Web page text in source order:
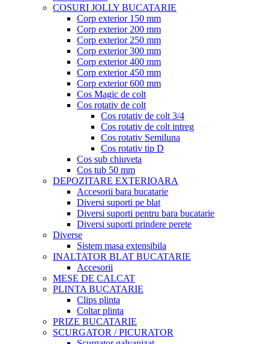
COSURI JOLLY BUCATARIE
Corp exterior 150 mm
Corp exterior 200 mm
Corp exterior 250 mm
Corp exterior 300 mm
Corp exterior 400 mm
Corp exterior 450 mm
Corp exterior 600 mm
Cos Magic de colt
Cos rotativ de colt
Cos rotativ de colt 3/4
Cos rotativ de colt intreg
Cos rotativ Semiluna
Cos rotativ tip D
Cos sub chiuveta
Cos tub 50 mm
DEPOZITARE EXTERIOARA
Accesorii bara bucatarie
Diversi suporti pe blat
Diversi suporti pentru bara bucatarie
Diversi suporti prindere perete
Diverse
Sistem masa extensibila
INALTATOR BLAT BUCATARIE
Accesorii
MESE DE CALCAT
PLINTA BUCATARIE
Clips plinta
Coltar plinta
PRIZE BUCATARIE
SCURGATOR / PICURATOR